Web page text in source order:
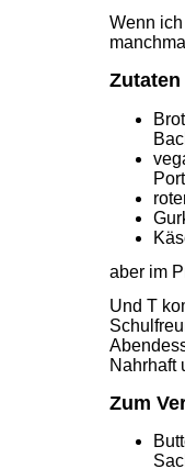
Wenn
Zutaten
aber im
Und T
Nahrhaft
Zum